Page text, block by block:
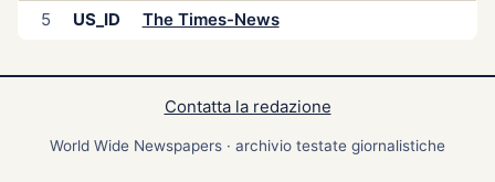
5
US_ID The Times-News
Contatta la redazione
World Wide Newspapers · archivio testate giornalistiche